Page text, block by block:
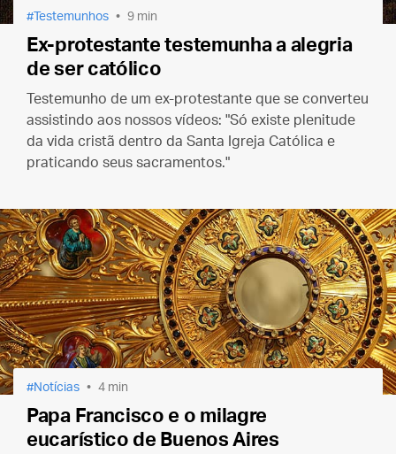
Testemunhos 9 min
Ex-protestante testemunha a alegria
de ser católico
Testemunho de um ex-protestante que se converteu
assistindo aos nossos vídeos: "Só existe plenitude
da vida cristã dentro da Santa Igreja Católica e
praticando seus sacramentos."
Notícias 4 min
Papa Francisco e o milagre
eucarístico de Buenos Aires